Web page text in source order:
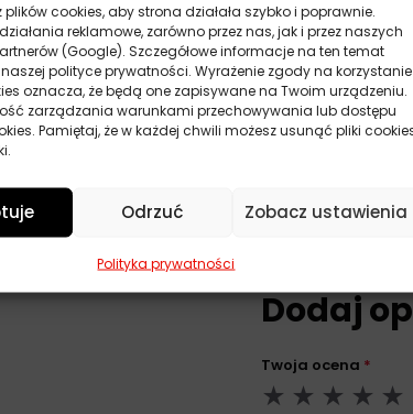
plików cookies, aby strona działała szybko i poprawnie.
reklamowe, zarówno przez nas, jak i przez naszych
(Google). Szczegółowe informacje na ten temat
polityce prywatności. Wyrażenie zgody na korzystanie
oznacza, że będą one zapisywane na Twoim urządzeniu.
zarządzania warunkami przechowywania lub dostępu
Pamiętaj, że w każdej chwili możesz usunąć pliki
Odrzuć Zobacz ustawienia
Polityka prywatności
Dodaj
Twoja ocena *